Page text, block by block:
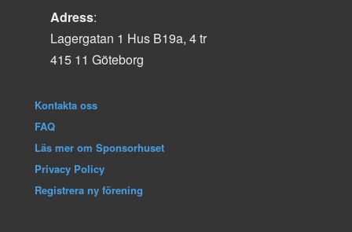
Adress:
Lagergatan 1 Hus B19a, 4 tr
415 11 Göteborg
Kontakta oss
FAQ
Läs mer om Sponsorhuset
Privacy Policy
Registrera ny förening